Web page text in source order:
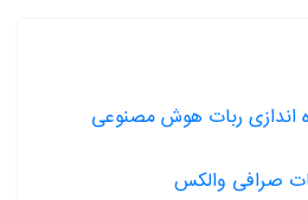
اندازی ربات هوش مصنوعی